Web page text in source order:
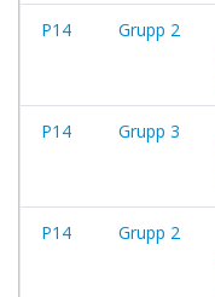
P14 Grupp 2
P14 Grupp 3
P14 Grupp 2